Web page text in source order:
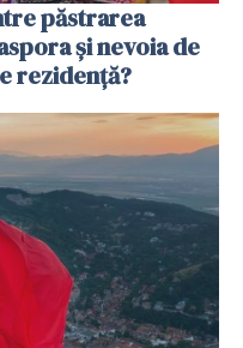
păstrarea
și nevoia de
rezidență?